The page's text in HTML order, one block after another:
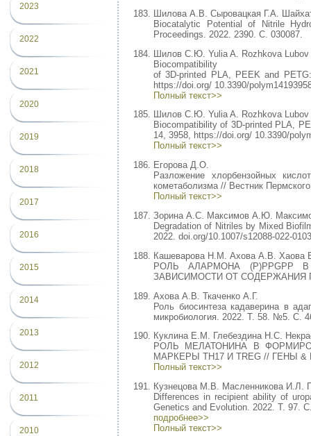
2023
2022
2021
2020
2019
2018
2017
2016
2015
2014
2013
2012
2011
2010
Шилова А.В. Сыровацкая Г.А.
Biocatalytic Potential of Nitrile
Proceedings. 2022. 2390. С. 030087.
Шилов С.Ю. Yulia A. Rozhkova Lubov
Biocompatibility
of 3D-printed PLA, PEEK and
https://doi.org/ 10.3390/
Полный текст>>
Шилов С.Ю. Yulia A. Rozhkova Lubov
Biocompatibility of 3D-printed PLA,
14, 3958, https://doi.org/ 10.3390/
Полный текст>>
Егорова Д.О.
Разложение хлорбензойных
кометаболизма // Вестник
Полный текст>>
Зорина А.С. Максимов А.Ю.
Degradation of Nitriles by Mixed
2022. doi.org/10.1007/s12088-022-
Кашеварова Н.М. Ахова А.В. Хаова
РОЛЬ АЛАРМОНА (P)PPGPP
ЗАВИСИМОСТИ ОТ СОДЕРЖАНИЯ
Ахова А.В. Ткаченко А.Г.
Роль биосинтеза кадаверина в
микробиология. 2022. Т. 58. №5. С.
Куклина Е.М. Глебездина Н.С.
РОЛЬ МЕЛАТОНИНА В
МАРКЕРЫ TH17 И TREG // ГЕНЫ &
Полный текст>>
Кузнецова М.В. Масленникова И.Л.
Differences in recipient ability of
Genetics and Evolution. 2022. Т. 97.
подробнее>>
Полный текст>>